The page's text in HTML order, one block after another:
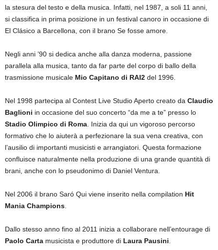
la stesura del testo e della musica. Infatti, nel 1987, a soli 11 anni,
si classifica in prima posizione in un festival canoro in occasione di
El Clásico a Barcellona, con il brano Se fosse amore.
Negli anni ’90 si dedica anche alla danza moderna, passione
parallela alla musica, tanto da far parte del corpo di ballo della
trasmissione musicale Mio Capitano di RAI2 del 1996.
Nel 1998 partecipa al Contest Live Studio Aperto creato da Claudio
Baglioni in occasione del suo concerto “da me a te” presso lo
Stadio Olimpico di Roma . Inizia da qui un vigoroso percorso
formativo che lo aiuterà a perfezionare la sua vena creativa, con
l’ausilio di importanti musicisti e arrangiatori. Questa formazione
confluisce naturalmente nella produzione di una grande quantità di
brani, anche con lo pseudonimo di Daniel Ventura.
Nel 2006 il brano Saró Qui viene inserito nella compilation Hit
Mania Champions
Dallo stesso anno fino al 2011 inizia a collaborare nell’entourage di
Paolo Carta musicista e produttore di Laura Pausini